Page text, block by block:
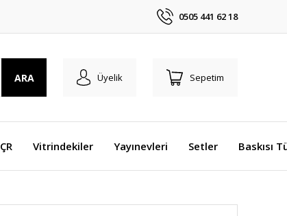
0505 441 62 18
ARA Üyelik Sepetim
Vitrindekiler Yayınevleri Setler Baskısı